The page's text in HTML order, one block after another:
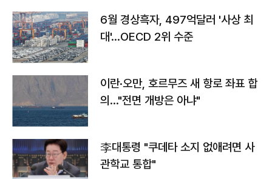
6월 경상흑자, 497억달러 '사상 최
대'…OECD 2위 수준
이란·오만, 호르무즈 새 항로 좌표 합
의…"전면 개방은 아냐"
李대통령 "쿠데타 소지 없애려면 사
관학교 통합"